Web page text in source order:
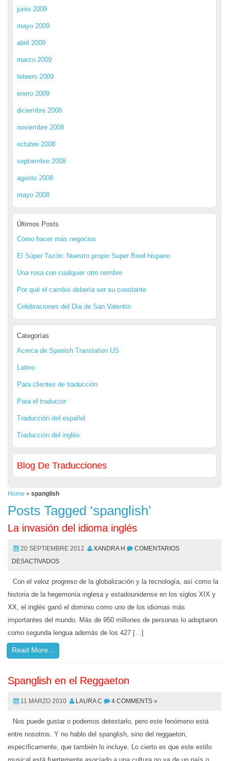
junio 2009
mayo 2009
abril 2009
marzo 2009
febrero 2009
enero 2009
diciembre 2008
noviembre 2008
octubre 2008
septiembre 2008
agosto 2008
mayo 2008
Últimos Posts
Cómo hacer más negocios
El Súper Tazón: Nuestro propio Super Bowl hispano
Una rosa con cualquier otro nombre
Por qué el cambio debería ser su constante
Celebraciones del Día de San Valentín
Categorías
Acerca de Spanish Translation US
Latino
Para clientes de traducción
Para el traductor
Traducción del español
Traducción del inglés
Blog De Traducciones
Home » spanglish
Posts Tagged ‘spanglish’
La invasión del idioma inglés
20 SEPTIEMBRE 2012 XANDRA H
COMENTARIOS
DESACTIVADOS
Con el veloz progreso de la globalización y la tecnología, así como la
historia de la hegemonía inglesa y estadounidense en los siglos XIX y
XX, el inglés ganó el dominio como uno de los idiomas más
importantes del mundo. Más de 950 millones de personas lo adoptaron
como segunda lengua además de los 427 […]
Read More...
Spanglish en el Reggaeton
11 MARZO 2010 LAURA C 4 COMMENTS »
Nos puede gustar o podemos detestarlo, pero este fenómeno está
entre nosotros. Y no hablo del spanglish, sino del reggaeton,
específicamente, que también lo incluye. Lo cierto es que este estilo